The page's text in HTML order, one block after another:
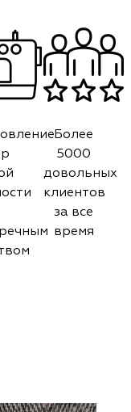
Более
5000
довольных
клиентов
за все
время